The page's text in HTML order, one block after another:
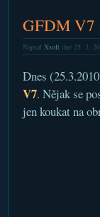
GFDM V7
Napsal Xsoftdne 25. 3.
Dnes
V7. Nějak se
jen koukat na